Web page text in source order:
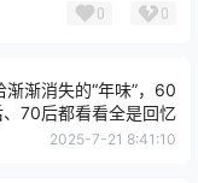
0 0
渐渐消失的“年味”，60
、70后都看看全是回忆
2025-7-21 8:41:10